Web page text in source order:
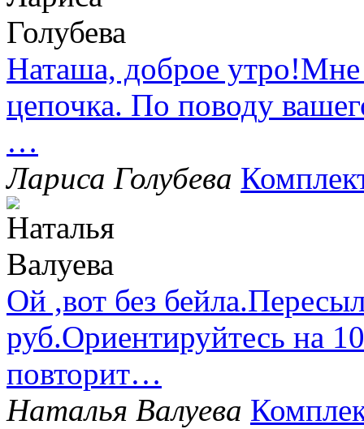
Наташа, доброе утро!Мне
цепочка. По поводу
…
Лариса Голубева
Ой ,вот без
руб.Ориентируйтесь на
повторит…
Наталья Валуева